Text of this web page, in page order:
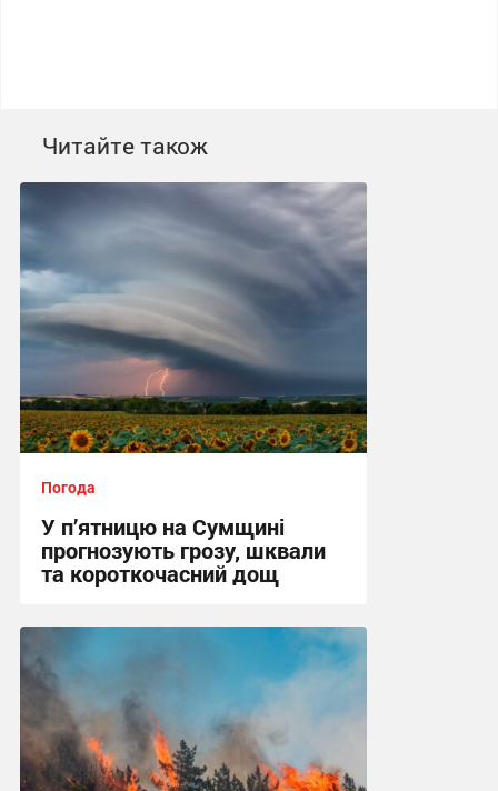
Читайте також
Погода
У п’ятницю на Сумщині
прогнозують грозу, шквали
та короткочасний дощ